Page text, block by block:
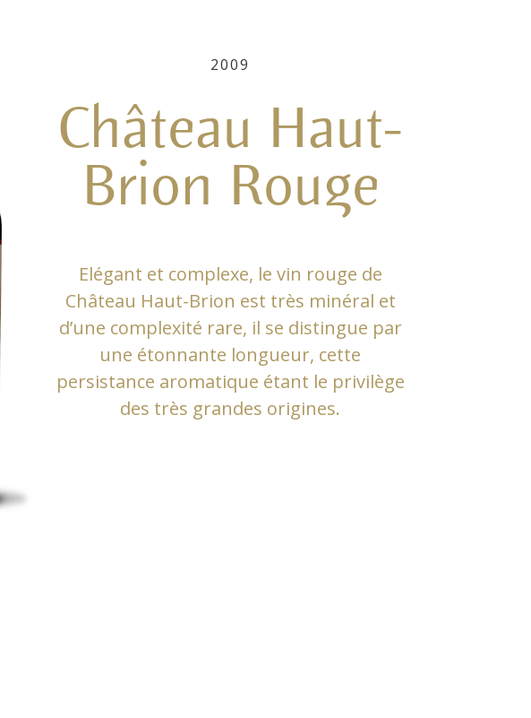
2009
Château Haut-
Brion Rouge
Elégant et complexe, le vin rouge de
Château Haut-Brion est très minéral et
d’une complexité rare, il se distingue par
une étonnante longueur, cette
persistance aromatique étant le privilège
des très grandes origines.